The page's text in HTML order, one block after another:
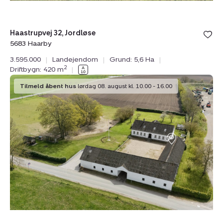
Haastrupvej 32, Jordløse
5683 Haarby
3.595.000
| Landejendom | Grund: 5,6 Ha
|
Driftbygn: 420 m2 |
Landejendom:
Mosegårdsvej
1,
Dreslette,
5683
Haarby
Tilmeld åbent hus lørdag 08. august kl. 10.00 - 16.00